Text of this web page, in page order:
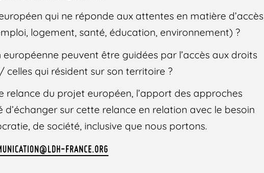
qui ne réponde aux attentes en matière d’accès
logement, santé, éducation, environnement) ?
européenne peuvent être guidées par l’accès aux droits
qui résident sur son territoire ?
relance du projet européen, l’apport des approches
d’échanger sur cette relance en relation avec le besoin
de société, inclusive que nous portons.
FRANCE.ORG